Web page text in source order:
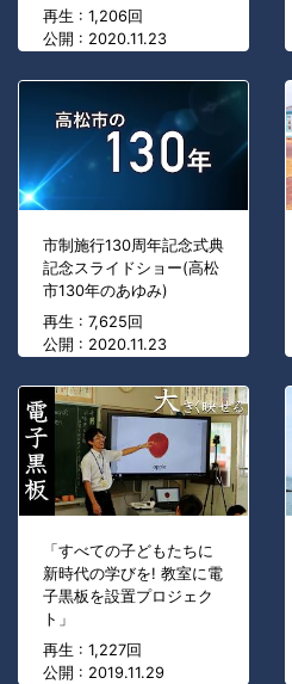
再生 : 1,206回
公開 : 2020.11.23
市制施行130周年記念式典
記念スライドショー(高松
市130年のあゆみ)
再生 : 7,625回
公開 : 2020.11.23
「すべての子どもたちに
新時代の学びを! 教室に電
子黒板を設置プロジェク
ト」
再生 : 1,227回
公開 : 2019.11.29